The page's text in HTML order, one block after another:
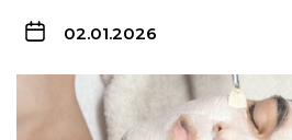
02.01.2026